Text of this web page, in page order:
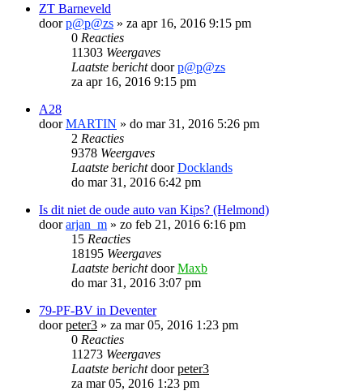
ZT Barneveld
doorp@p@zs » za apr 16, 2016 9:15 pm
0 Reacties
11303 Weergaves
Laatste berichtdoorp@p@zs
za apr 16, 2016 9:15 pm
A28
doorMARTIN » do mar 31, 2016 5:26 pm
2 Reacties
9378 Weergaves
Laatste berichtdoorDocklands
do mar 31, 2016 6:42 pm
Is dit niet de oude auto van Kips? (Helmond)
doorarjan_m » zo feb 21, 2016 6:16 pm
15 Reacties
18195 Weergaves
Laatste berichtdoorMaxb
do mar 31, 2016 3:07 pm
79-PF-BV in Deventer
doorpeter3 » za mar 05, 2016 1:23 pm
0 Reacties
11273 Weergaves
Laatste berichtdoorpeter3
za mar 05, 2016 1:23 pm